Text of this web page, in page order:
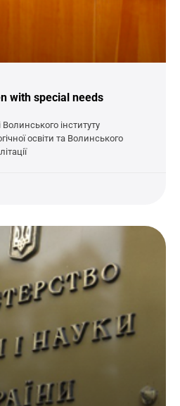
with special needs
інституту
освіти та Волинського